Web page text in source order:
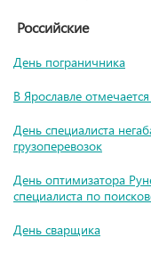
Российские
День пограничника
В Ярославле
День специалиста
грузоперевозок
День оптимизатора
специалиста по
День сварщика